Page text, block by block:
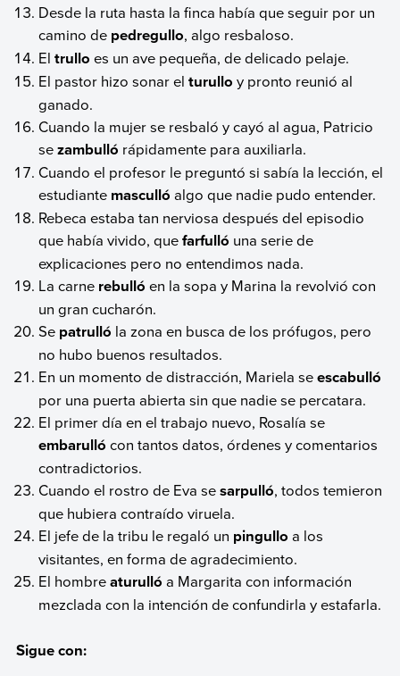
Desde la ruta hasta la finca había que seguir por un
camino de pedregullo, algo resbaloso.
Eltrullo es un ave pequeña, de delicado pelaje.
El pastor hizo sonar elturullo y pronto reunió al
ganado.
Cuando la mujer se resbaló y cayó al agua, Patricio
sezambulló rápidamente para auxiliarla.
Cuando el profesor le preguntó si sabía la lección, el
estudiante masculló algo que nadie pudo entender.
Rebeca estaba tan nerviosa después del episodio
que había vivido, quefarfulló una serie de
explicaciones pero no entendimos nada.
La carne rebulló en la sopa y Marina la revolvió con
un gran cucharón.
Se patrulló la zona en busca de los prófugos, pero
no hubo buenos resultados.
En un momento de distracción, Mariela seescabulló
por una puerta abierta sin que nadie se percatara.
El primer día en el trabajo nuevo, Rosalía se
embarulló con tantos datos, órdenes y comentarios
contradictorios.
Cuando el rostro de Eva sesarpulló, todos temieron
que hubiera contraído viruela.
El jefe de la tribu le regaló un pingullo a los
visitantes, en forma de agradecimiento.
El hombreaturulló a Margarita con información
mezclada con la intención de confundirla y estafarla.
Sigue con: